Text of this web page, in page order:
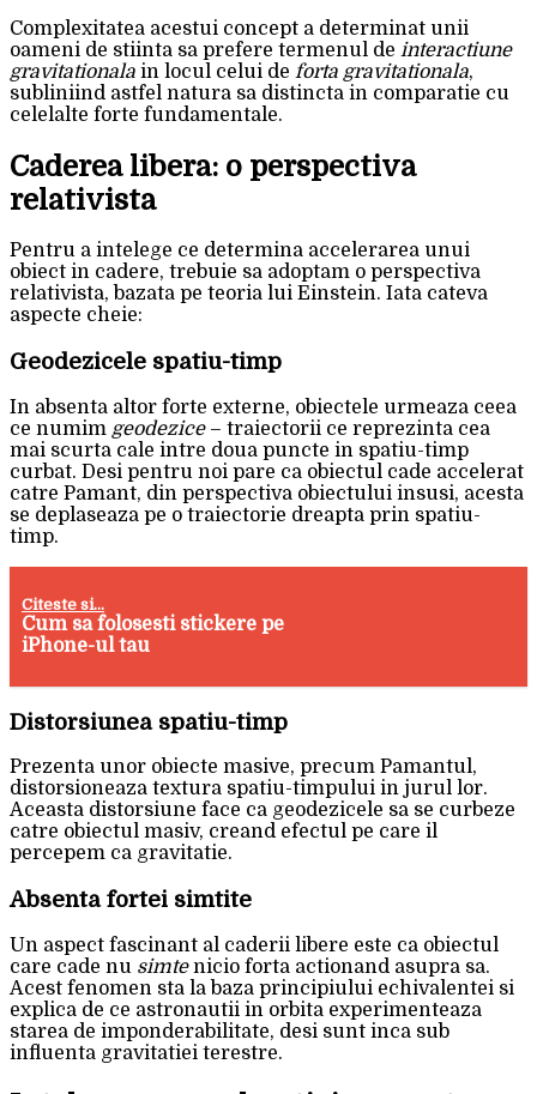
Complexitatea acestui concept a determinat unii
oameni de stiinta sa prefere termenul de interactiune
gravitationala in locul celui de forta gravitationala,
subliniind astfel natura sa distincta in comparatie cu
celelalte forte fundamentale.
Caderea libera: o perspectiva
relativista
Pentru a intelege ce determina accelerarea unui
obiect in cadere, trebuie sa adoptam o perspectiva
relativista, bazata pe teoria lui Einstein. Iata cateva
aspecte cheie:
Geodezicele spatiu-timp
In absenta altor forte externe, obiectele urmeaza ceea
ce numim geodezice– traiectorii ce reprezinta cea
mai scurta cale intre doua puncte in spatiu-timp
curbat. Desi pentru noi pare ca obiectul cade accelerat
catre Pamant, din perspectiva obiectului insusi, acesta
se deplaseaza pe o traiectorie dreapta prin spatiu-
timp.
Citeste si...
Cum sa folosesti stickere pe
iPhone-ul tau
Distorsiunea spatiu-timp
Prezenta unor obiecte masive, precum Pamantul,
distorsioneaza textura spatiu-timpului in jurul lor.
Aceasta distorsiune face ca geodezicele sa se curbeze
catre obiectul masiv, creand efectul pe care il
percepem ca gravitatie.
Absenta fortei simtite
Un aspect fascinant al caderii libere este ca obiectul
care cade nu simtenicio forta actionand asupra sa.
Acest fenomen sta la baza principiului echivalentei si
explica de ce astronautii in orbita experimenteaza
starea de imponderabilitate, desi sunt inca sub
influenta gravitatiei terestre.